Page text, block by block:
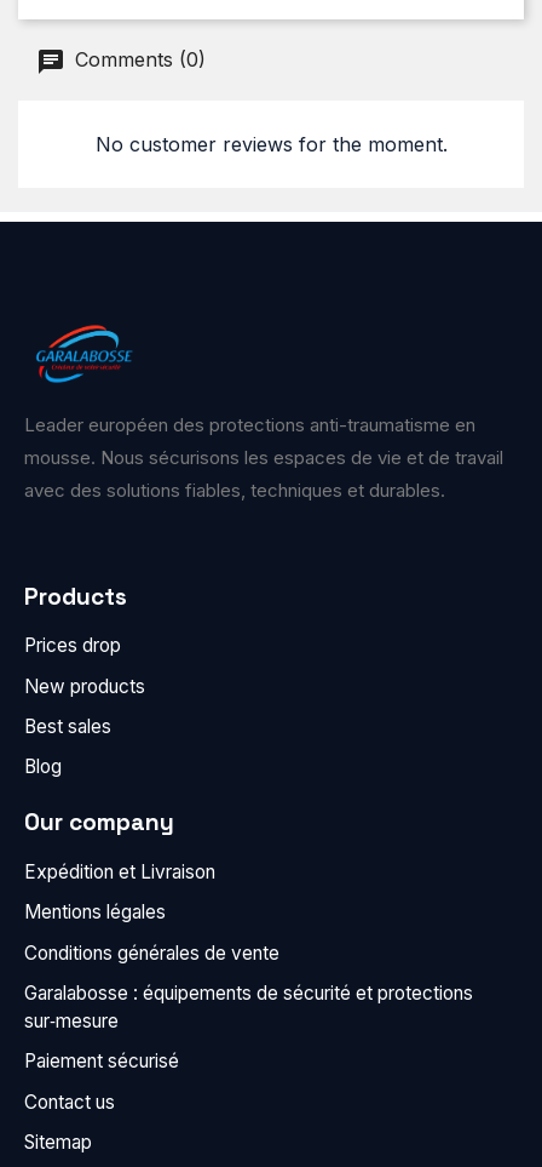
Comments (0)
No customer reviews for the moment.
Leader européen des protections anti-traumatisme en
mousse. Nous sécurisons les espaces de vie et de travail
avec des solutions fiables, techniques et durables.
Products
Prices drop
New products
Best sales
Blog
Our company
Expédition et Livraison
Mentions légales
Conditions générales de vente
Garalabosse : équipements de sécurité et protections
sur‑mesure
Paiement sécurisé
Contact us
Sitemap